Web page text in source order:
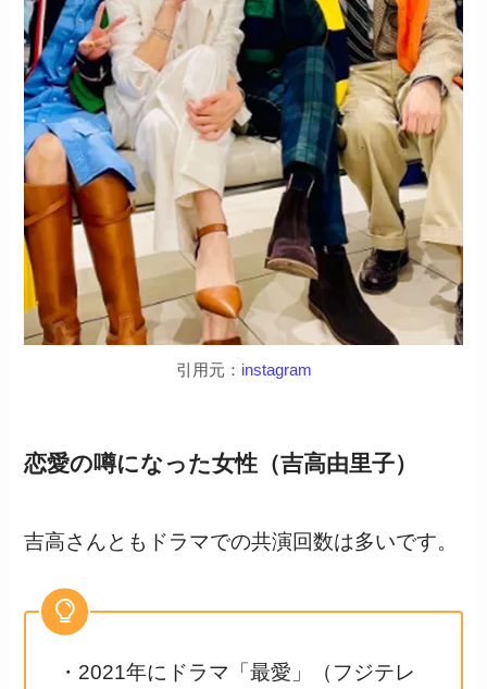
引用元： instagram
恋愛の噂になった女性（吉高由里子）
吉高さんともドラマでの共演回数は多いです。
・2021年にドラマ「最愛」（フジテレ